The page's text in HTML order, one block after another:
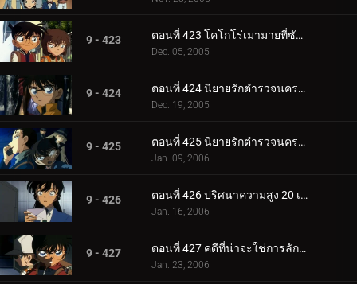
9 - 423 ตอนที่ 423 โคโกโร่เมามายที่ซัสสึมะ (ตอนจบ)
Dec. 05, 2005
9 - 424 ตอนที่ 424 นิยายรักตำรวจนครบาล ภาค 6 (ตอนแรก)
Dec. 19, 2005
9 - 425 ตอนที่ 425 นิยายรักตำรวจนครบาล ภาค 6 (ตอนจบ)
Jan. 09, 2006
9 - 426 ตอนที่ 426 ปริศนาความสูง 20 เซนติเมตร
Jan. 16, 2006
9 - 427 ตอนที่ 427 คดีที่น่าจะใช่การลักพาตัว
Jan. 23, 2006